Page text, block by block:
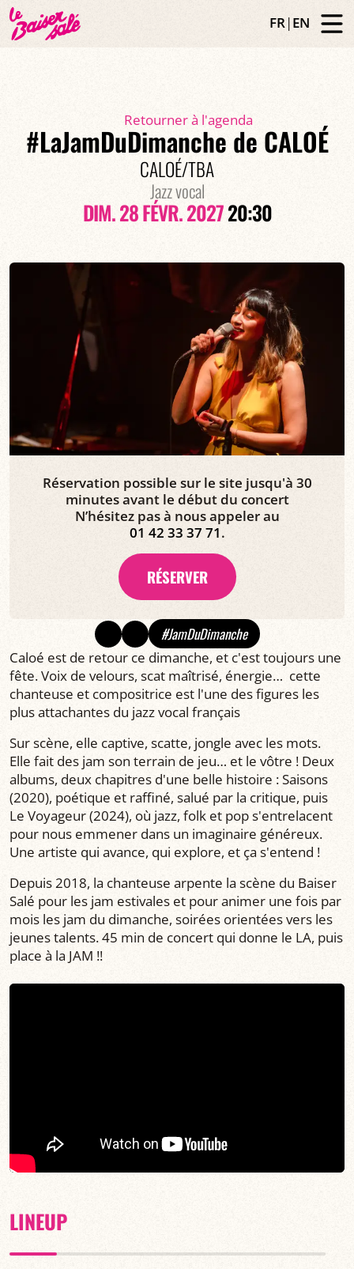
FR|EN
Retourner à l'agenda
#LaJamDuDimanche de CALOÉ
CALOÉ/TBA
Jazz vocal
DIM. 28 FÉVR. 202720:30
Réservation possible sur le site jusqu'à 30
minutes avant le début du concert
N’hésitez pas à nous appeler au
01 42 33 37 71.
RÉSERVER
#JamDuDimanche
Caloé est de retour ce dimanche, et c'est toujours une
fête. Voix de velours, scat maîtrisé, énergie… cette
chanteuse et compositrice est l'une des figures les
plus attachantes du jazz vocal français
Sur scène, elle captive, scatte, jongle avec les mots.
Elle fait des jam son terrain de jeu… et le vôtre ! Deux
albums, deux chapitres d'une belle histoire : Saisons
(2020), poétique et raffiné, salué par la critique, puis
Le Voyageur (2024), où jazz, folk et pop s'entrelacent
pour nous emmener dans un imaginaire généreux.
Une artiste qui avance, qui explore, et ça s'entend !
Depuis 2018, la chanteuse arpente la scène du Baiser
Salé pour les jam estivales et pour animer une fois par
mois les jam du dimanche, soirées orientées vers les
jeunes talents. 45 min de concert qui donne le LA, puis
place à la JAM !!
LINEUP